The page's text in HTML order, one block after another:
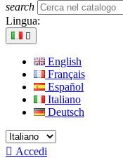
search
Lingua:

English
Français
Español
Italiano
Deutsch
 Accedi